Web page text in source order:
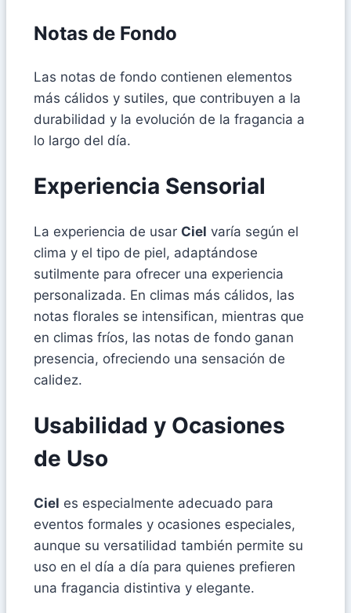
Notas de Fondo
Las notas de fondo contienen elementos
más cálidos y sutiles, que contribuyen a la
durabilidad y la evolución de la fragancia a
lo largo del día.
Experiencia Sensorial
La experiencia de usar Ciel varía según el
clima y el tipo de piel, adaptándose
sutilmente para ofrecer una experiencia
personalizada. En climas más cálidos, las
notas florales se intensifican, mientras que
en climas fríos, las notas de fondo ganan
presencia, ofreciendo una sensación de
calidez.
Usabilidad y Ocasiones
de Uso
Ciel es especialmente adecuado para
eventos formales y ocasiones especiales,
aunque su versatilidad también permite su
uso en el día a día para quienes prefieren
una fragancia distintiva y elegante.